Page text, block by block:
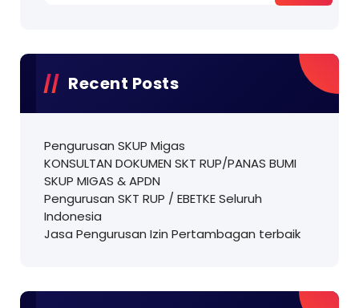
Recent Posts
Pengurusan SKUP Migas
KONSULTAN DOKUMEN SKT RUP/PANAS BUMI
SKUP MIGAS & APDN
Pengurusan SKT RUP / EBETKE Seluruh
Indonesia
Jasa Pengurusan Izin Pertambagan terbaik